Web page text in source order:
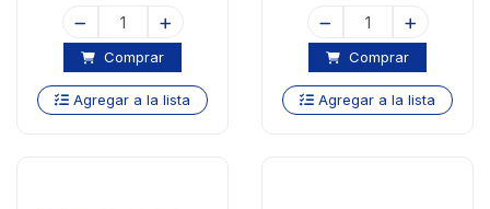
Comprar
Agregar a la lista
Comprar
Agregar a la lista